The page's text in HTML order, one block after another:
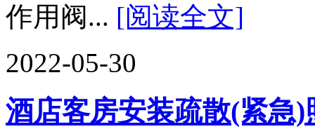
作用阀... [阅读全文]
2022-05-30
酒店客房安装疏散(紧急)